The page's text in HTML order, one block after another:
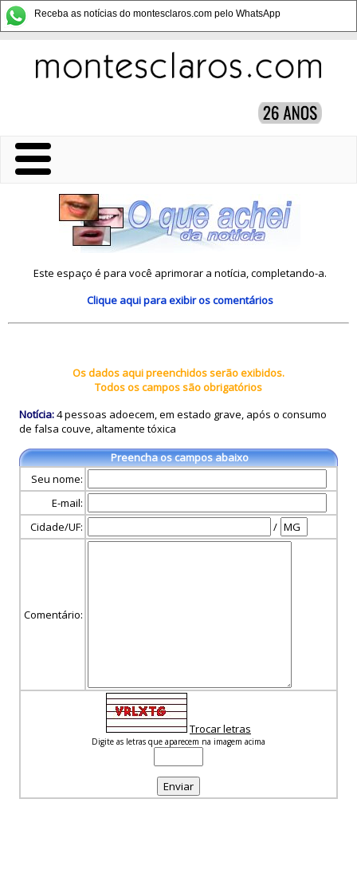
Receba as notícias do montesclaros.com pelo WhatsApp
Este espaço é para você aprimorar a notícia, completando-a.
Clique aquipara exibir os comentários
Os dados aqui preenchidos serão exibidos.
Todos os campos são obrigatórios
Notícia:4 pessoas adoecem, em estado grave, após o consumo
de falsa couve, altamente tóxica
Preencha os campos abaixo
Seu nome:
E-mail:
Cidade/UF:
/
Comentário:
Trocar letras
Digite as letras que aparecem na imagem acima